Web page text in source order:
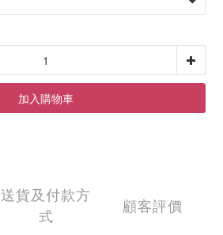
加入購物車
送貨及付款方
式
顧客評價